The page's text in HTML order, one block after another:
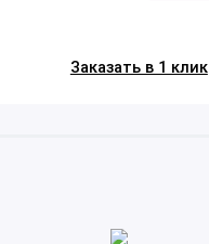
Заказать в 1 клик